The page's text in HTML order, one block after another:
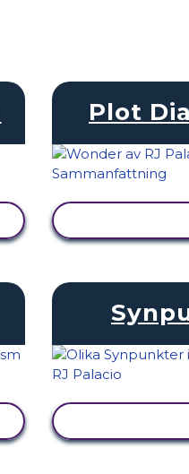
Plot